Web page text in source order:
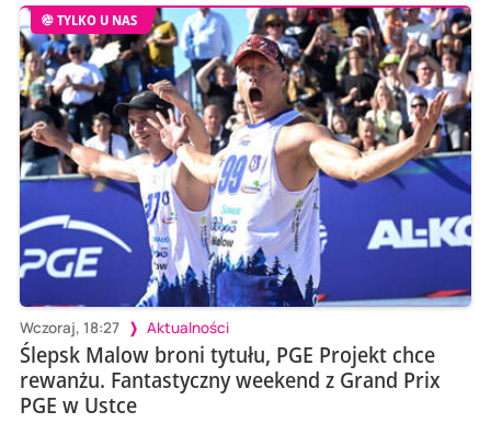
TYLKO U NAS
Wczoraj, 18:27 Aktualności
Ślepsk Malow broni tytułu, PGE Projekt chce
rewanżu. Fantastyczny weekend z Grand Prix
PGE w Ustce